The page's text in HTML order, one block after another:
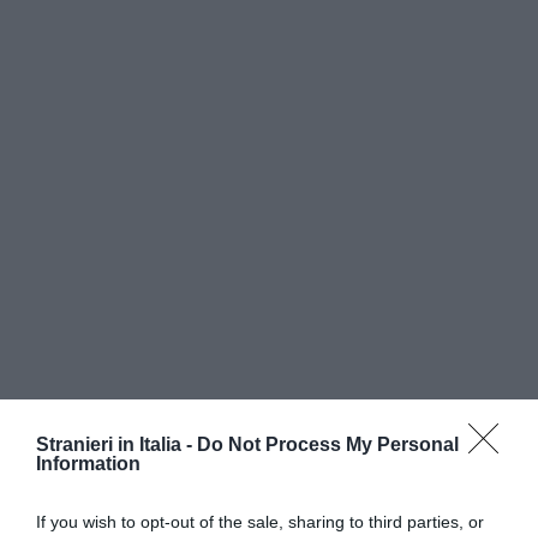
Stranieri in Italia - Do Not Process My Personal
Information
If you wish to opt-out of the sale, sharing to third parties, or
un paio di rametti, “involontariamente” spiega il